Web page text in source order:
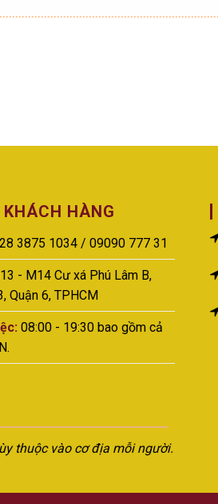
KHÁCH HÀNG
3875 1034 / 09090 777 31
- M14 Cư xá Phú Lâm B,
Quận 6, TPHCM
08:00 - 19:30 bao gồm cả
thuộc vào cơ địa mỗi người.